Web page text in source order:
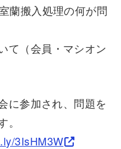
蘭搬入処理の何が問
（会員・マシオン
に参加され、問題を
3IsHM3W